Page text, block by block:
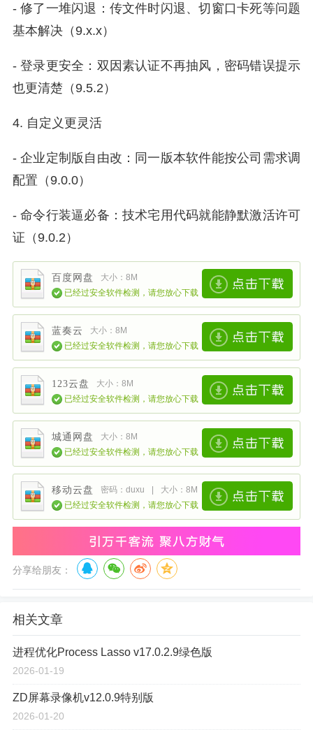
- 修了一堆闪退：传文件时闪退、切窗口卡死等问题
基本解决（9.x.x）
- 登录更安全：双因素认证不再抽风，密码错误提示
也更清楚（9.5.2）
4. 自定义更灵活
- 企业定制版自由改：同一版本软件能按公司需求调
配置（9.0.0）
- 命令行装逼必备：技术宅用代码就能静默激活许可
证（9.0.2）
百度网盘
大小：8M
已经过安全软件检测，请您放心下载
蓝奏云
大小：8M
已经过安全软件检测，请您放心下载
123云盘
大小：8M
已经过安全软件检测，请您放心下载
城通网盘
大小：8M
已经过安全软件检测，请您放心下载
移动云盘 密码：duxu |
大小：8M
已经过安全软件检测，请您放心下载
分享给朋友：
相关文章
进程优化Process Lasso v17.0.2.9绿色版
2026-01-19
ZD屏幕录像机v12.0.9特别版
2026-01-20